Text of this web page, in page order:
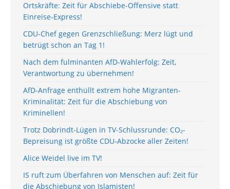
Ortskräfte: Zeit für Abschiebe-Offensive statt
Einreise-Express!
CDU-Chef gegen Grenzschließung: Merz lügt und
betrügt schon an Tag 1!
Nach dem fulminanten AfD-Wahlerfolg: Zeit,
Verantwortung zu übernehmen!
AfD-Anfrage enthüllt extrem hohe Migranten-
Kriminalität: Zeit für die Abschiebung von
Kriminellen!
Trotz Dobrindt-Lügen in TV-Schlussrunde: CO₂-
Bepreisung ist größte CDU-Abzocke aller Zeiten!
Alice Weidel live im TV!
IS ruft zum Überfahren von Menschen auf: Zeit für
die Abschiebung von Islamisten!